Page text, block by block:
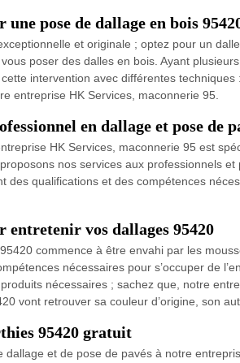
pose de dallage en bois
et originale ; optez pour un
poser des dalles en bois. Ayant
intervention avec différentes
entreprise HK Services, maconnerie 95.
en dallage et pose de
HK Services, maconnerie 95 est
nos services aux professionnels
des qualifications et des compétences
entretenir vos dallages 95420
commence à être envahi par les
nécessaires pour s’occuper de
nécessaires ; sachez que, notre
vont retrouver sa couleur d’origine, son
95420 gratuit
et de pose de pavés à notre